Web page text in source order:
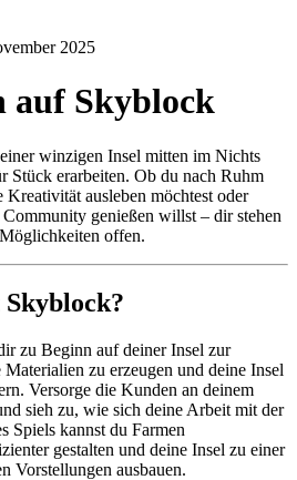
2025
auf Skyblock
winzigen Insel mitten im Nichts
Stück erarbeiten. Ob du nach Ruhm
Kreativität ausleben möchtest oder
genießen willst – dir stehen
offen.
zu Beginn auf deiner Insel zur
zu erzeugen und deine Insel
Versorge die Kunden an deinem
sieh zu, wie sich deine Arbeit mit der
Spiels kannst du Farmen
gestalten und deine Insel zu einer
Vorstellungen ausbauen.